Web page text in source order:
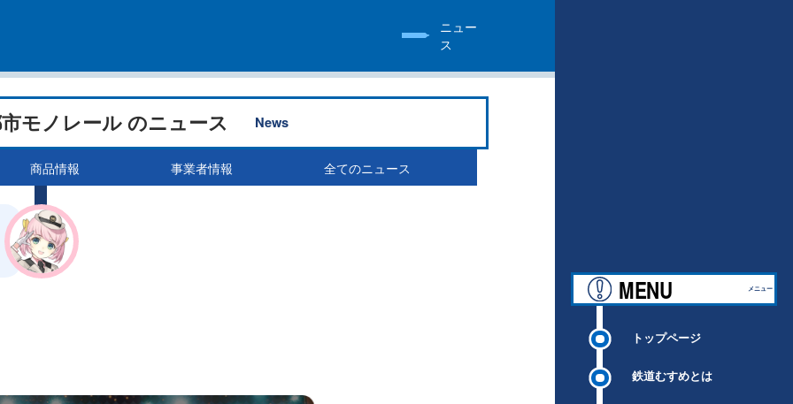
ニュー
ス
MENU メニュー
トップページ
鉄道むすめとは
モノレール のニュース News
商品情報 事業者情報 全てのニュース